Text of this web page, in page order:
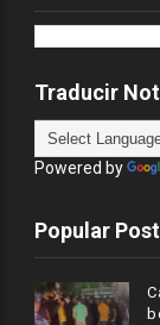
Traducir
Powered by
Popular